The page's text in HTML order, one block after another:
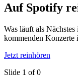
Auf Spotify
Was läuft als
kommenden Konzerte
Jetzt reinhören
Slide 1 of 0